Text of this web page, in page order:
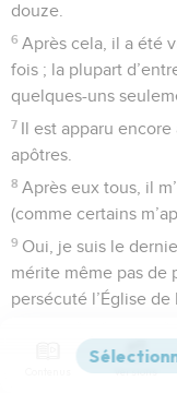
douze.
6 Après cela, il a été
fois ; la plupart
quelques-uns
7 Il est apparu
apôtres.
8 Après eux tous, il
(comme certains
9 Oui, je suis le
mérite même pas de
persécuté l’Église de
dois, et cette grâce
Versions